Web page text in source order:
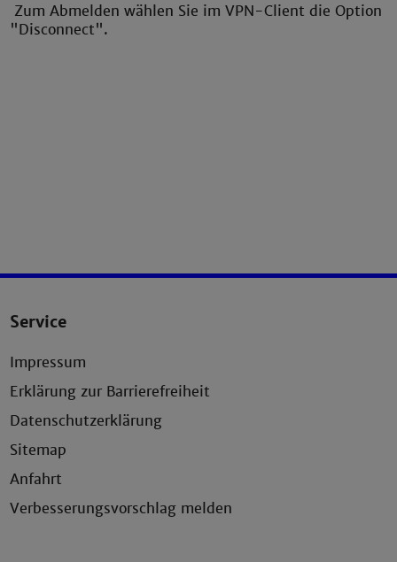
Zum Abmelden wählen Sie im VPN-Client die Option
"Disconnect".
Service
Impressum
Erklärung zur Barrierefreiheit
Datenschutzerklärung
Sitemap
Anfahrt
Verbesserungsvorschlag melden